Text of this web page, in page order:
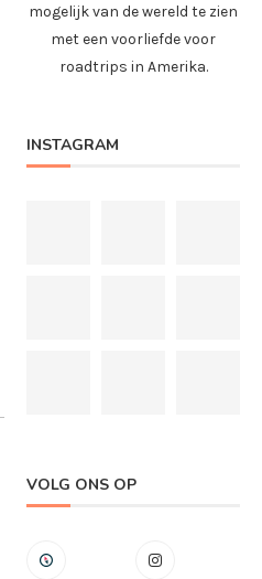
mogelijk van de wereld te zien
met een voorliefde voor
roadtrips in Amerika.
INSTAGRAM
VOLG ONS OP